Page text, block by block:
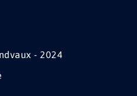
- 2024